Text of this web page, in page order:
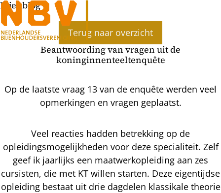
Bijenblog
Terug naar overzicht
Beantwoording van vragen uit de
koninginnenteeltenquête
Op de laatste vraag 13 van de enquête werden veel
opmerkingen en vragen geplaatst.
Veel reacties hadden betrekking op de
opleidingsmogelijkheden voor deze specialiteit. Zelf
geef ik jaarlijks een maatwerkopleiding aan zes
cursisten, die met KT willen starten. Deze eigentijdse
opleiding bestaat uit drie dagdelen klassikale theorie